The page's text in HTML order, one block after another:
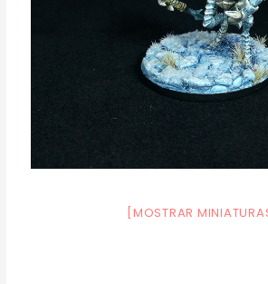
[MOSTRAR